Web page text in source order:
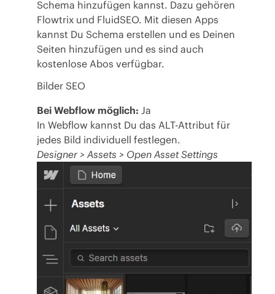
Schema hinzufügen kannst. Dazu gehören
Flowtrix und FluidSEO. Mit diesen Apps
kannst Du Schema erstellen und es Deinen
Seiten hinzufügen und es sind auch
kostenlose Abos verfügbar.
Bilder SEO
Bei Webflow möglich: Ja
In Webflow kannst Du das ALT-Attribut für
jedes Bild individuell festlegen.
Designer > Assets > Open Asset Settings